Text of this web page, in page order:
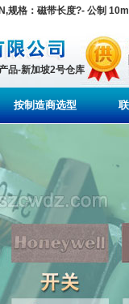
规格：磁带长度?- 公制
品-新加坡2号仓库
按制造商选型